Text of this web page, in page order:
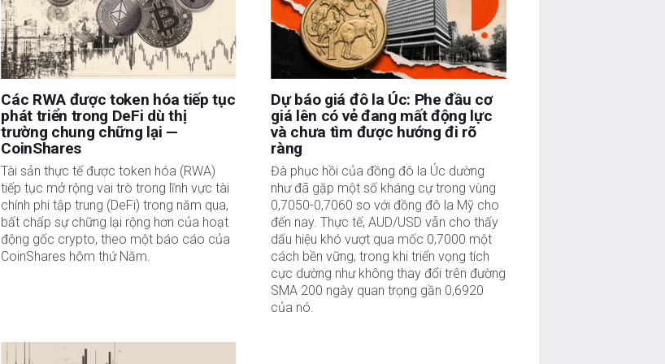
Các RWA được token hóa tiếp tục
phát triển trong DeFi dù thị
trường chung chững lại —
CoinShares
Tài sản thực tế được token hóa (RWA)
tiếp tục mở rộng vai trò trong lĩnh vực tài
chính phi tập trung (DeFi) trong năm qua,
bất chấp sự chững lại rộng hơn của hoạt
động gốc crypto, theo một báo cáo của
CoinShares hôm thứ Năm.
Dự báo giá đô la Úc: Phe đầu cơ
giá lên có vẻ đang mất động lực
và chưa tìm được hướng đi rõ
ràng
Đà phục hồi của đồng đô la Úc dường
như đã gặp một số kháng cự trong vùng
0,7050-0,7060 so với đồng đô la Mỹ cho
đến nay. Thực tế, AUD/USD vẫn cho thấy
dấu hiệu khó vượt qua mốc 0,7000 một
cách bền vững, trong khi triển vọng tích
cực dường như không thay đổi trên đường
SMA 200 ngày quan trọng gần 0,6920
của nó.